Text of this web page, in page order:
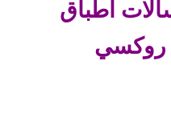
اطباق
روكسي